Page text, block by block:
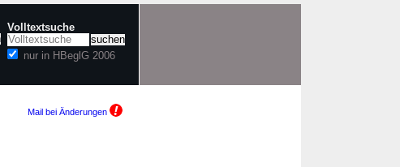
Volltextsuche
nur in HBeglG 2006
Mail bei Änderungen